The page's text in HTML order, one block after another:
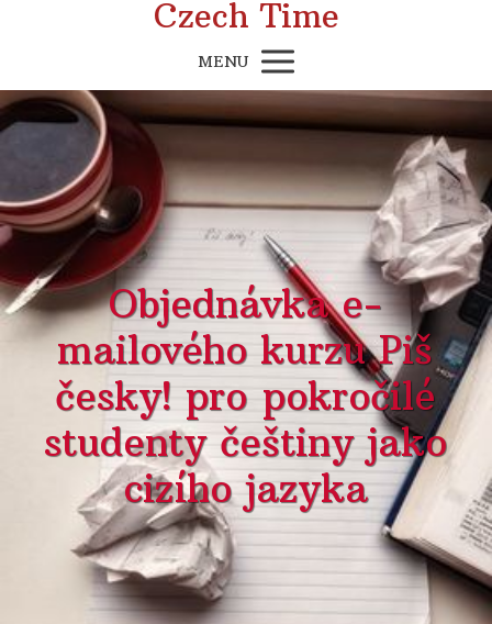
Czech Time
MENU
Objednávka e-
mailového kurzu Piš
česky! pro pokročilé
studenty češtiny jako
cizího jazyka